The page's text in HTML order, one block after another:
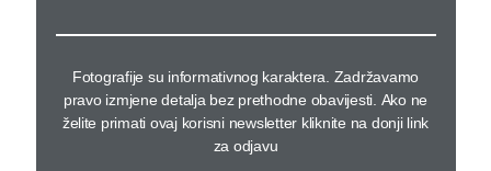
Fotografije su informativnog karaktera. Zadržavamo
pravo izmjene detalja bez prethodne obavijesti. Ako ne
želite primati ovaj korisni newsletter kliknite na donji link
za odjavu